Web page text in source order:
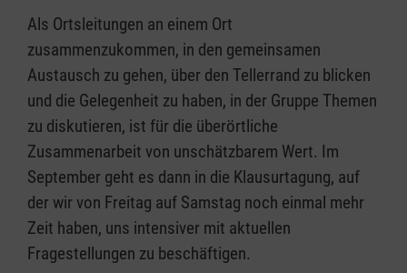
Als Ortsleitungen an einem Ort
zusammenzukommen, in den gemeinsamen
Austausch zu gehen, über den Tellerrand zu blicken
und die Gelegenheit zu haben, in der Gruppe Themen
zu diskutieren, ist für die überörtliche
Zusammenarbeit von unschätzbarem Wert. Im
September geht es dann in die Klausurtagung, auf
der wir von Freitag auf Samstag noch einmal mehr
Zeit haben, uns intensiver mit aktuellen
Fragestellungen zu beschäftigen.